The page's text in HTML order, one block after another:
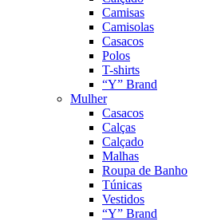
Camisas
Camisolas
Casacos
Polos
T-shirts
“Y” Brand
Mulher
Casacos
Calças
Calçado
Malhas
Roupa de Banho
Túnicas
Vestidos
“Y” Brand